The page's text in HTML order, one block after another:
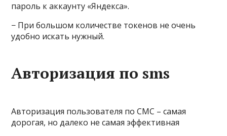
пароль к аккаунту «Яндекса».
− При большом количестве токенов не очень
удобно искать нужный.
Авторизация по sms
Авторизация пользователя по СМС – самая
дорогая, но далеко не самая эффективная